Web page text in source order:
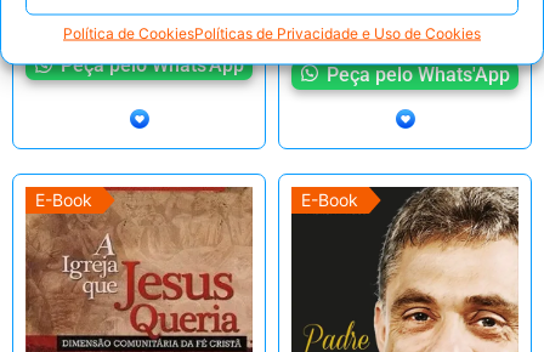
Política de CookiesPolíticas de Privacidade e Uso de Cookies
Peça pelo Whats'App
Eu Quero!
Peça pelo Whats'App
E-Book E-Book